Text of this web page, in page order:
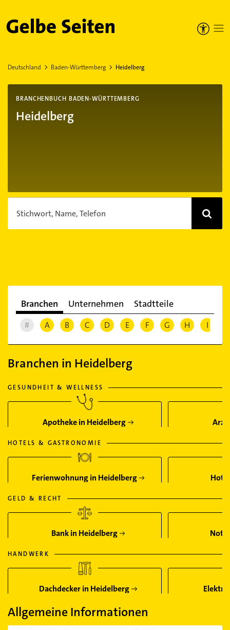
Gelbe Seiten
Deutschland Baden-Württemberg Heidelberg
BRANCHENBUCH BADEN-WÜRTTEMBERG
Heidelberg
Stichwort, Name, Telefon
Branchen Unternehmen Stadtteile
# A B C D E F G H I
Branchen in Heidelberg
GESUNDHEIT & WELLNESS
Apotheke in Heidelberg Arzt
HOTELS & GASTRONOMIE
Ferienwohnung in Heidelberg
GELD & RECHT
Bank in Heidelberg
HANDWERK
Dachdecker in Heidelberg
Allgemeine Informationen